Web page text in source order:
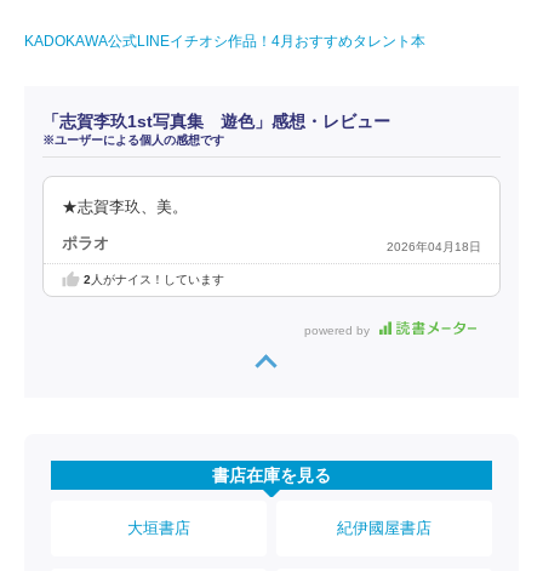
KADOKAWA公式LINEイチオシ作品！4月おすすめタレント本
「志賀李玖1st写真集 遊色」感想・レビュー
※ユーザーによる個人の感想です
★志賀李玖、美。
ポラオ 2026年04月18日
2 人がナイス！しています
powered by
書店在庫を見る
大垣書店 紀伊國屋書店